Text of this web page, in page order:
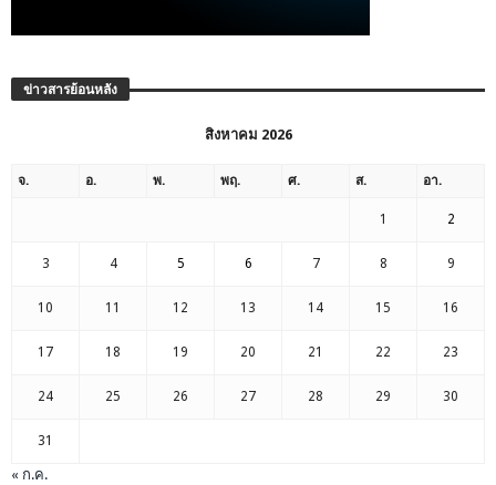
ข่าวสารย้อนหลัง
สิงหาคม 2026
จ. อ. พ. พฤ. ศ. ส. อา.
1 2
3 4 5 6 7 8 9
10 11 12 13 14 15 16
17 18 19 20 21 22 23
24 25 26 27 28 29 30
31
« ก.ค.